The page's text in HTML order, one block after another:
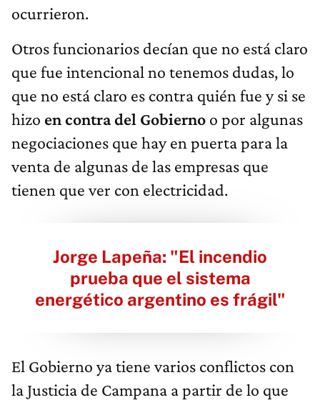
ocurrieron.
Otros funcionarios decían que no está claro
que fue intencional no tenemos dudas, lo
que no está claro es contra quién fue y si se
hizo en contra del Gobierno o por algunas
negociaciones que hay en puerta para la
venta de algunas de las empresas que
tienen que ver con electricidad.
Jorge Lapeña: "El incendio
prueba que el sistema
energético argentino es frágil"
El Gobierno ya tiene varios conflictos con
la Justicia de Campana a partir de lo que